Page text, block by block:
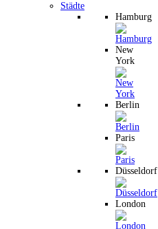
Städte
Hamburg
New
York
Berlin
Paris
Düsseldorf
London